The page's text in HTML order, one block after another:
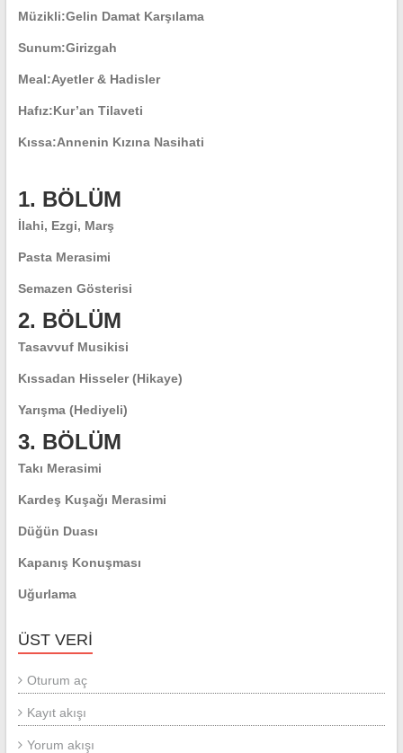
Müzikli:Gelin Damat Karşılama
Sunum:Girizgah
Meal:Ayetler & Hadisler
Hafız:Kur’an Tilaveti
Kıssa:Annenin Kızına Nasihati
1. BÖLÜM
İlahi, Ezgi, Marş
Pasta Merasimi
Semazen Gösterisi
2. BÖLÜM
Tasavvuf Musikisi
Kıssadan Hisseler (Hikaye)
Yarışma (Hediyeli)
3. BÖLÜM
Takı Merasimi
Kardeş Kuşağı Merasimi
Düğün Duası
Kapanış Konuşması
Uğurlama
ÜST VERI
Oturum aç
Kayıt akışı
Yorum akışı